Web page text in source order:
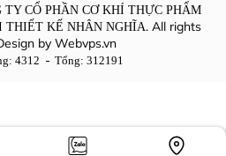
TY CỔ PHẦN CƠ KHÍ THỰC PHẨM
THIẾT KẾ NHÂN NGHĨA. All rights
by Webvps.vn
4312 Tổng: 312191